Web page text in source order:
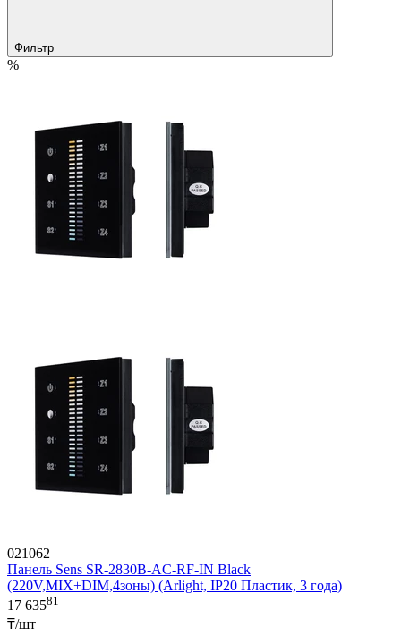
Фильтр
%
021062
Панель Sens SR-2830B-AC-RF-IN Black
(220V,MIX+DIM,4зоны) (Arlight, IP20 Пластик, 3 года)
17 63581
₸/шт